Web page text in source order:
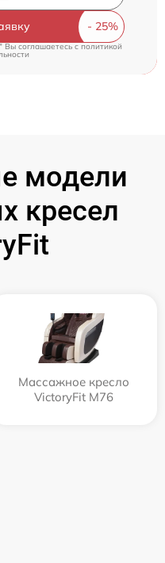
Вы соглашаетесь cполитикой
модели
кресел
Массажное кресло
VictoryFit M76